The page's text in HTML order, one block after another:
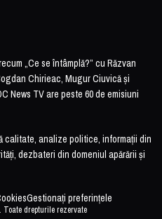
„Ce se întâmplă?” cu Răzvan
Chirieac, Mugur Ciuvică și
News TV are peste 60 de emisiuni
calitate, analize politice, informații din
dezbateri din domeniul apărării și
Gestionați preferințele
Toate drepturile rezervate